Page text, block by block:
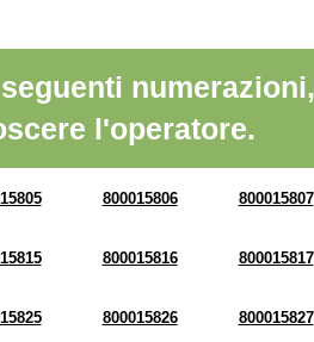
numerazioni,
l'operatore.
800015806 800015807
800015816 800015817
800015826 800015827